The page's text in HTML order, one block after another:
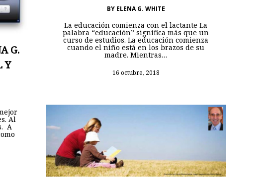
BY ELENA G. WHITE
La educación comienza con el lactante La
palabra “educación” significa más que un
curso de estudios. La educación comienza
cuando el niño está en los brazos de su
madre. Mientras…
16 octubre, 2018
G.
Y
Al
A